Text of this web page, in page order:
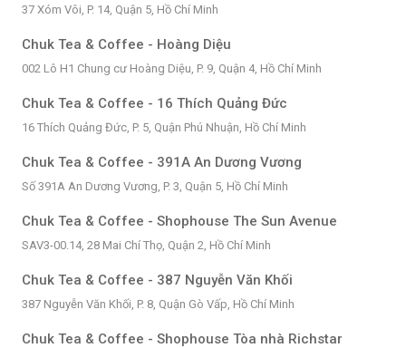
37 Xóm Vôi, P. 14, Quận 5, Hồ Chí Minh
Chuk Tea & Coffee - Hoàng Diệu
002 Lô H1 Chung cư Hoàng Diệu, P. 9, Quận 4, Hồ Chí Minh
Chuk Tea & Coffee - 16 Thích Quảng Đức
16 Thích Quảng Đức, P. 5, Quận Phú Nhuận, Hồ Chí Minh
Chuk Tea & Coffee - 391A An Dương Vương
Số 391A An Dương Vương, P. 3, Quận 5, Hồ Chí Minh
Chuk Tea & Coffee - Shophouse The Sun Avenue
SAV3-00.14, 28 Mai Chí Thọ, Quận 2, Hồ Chí Minh
Chuk Tea & Coffee - 387 Nguyễn Văn Khối
387 Nguyễn Văn Khối, P. 8, Quận Gò Vấp, Hồ Chí Minh
Chuk Tea & Coffee - Shophouse Tòa nhà Richstar